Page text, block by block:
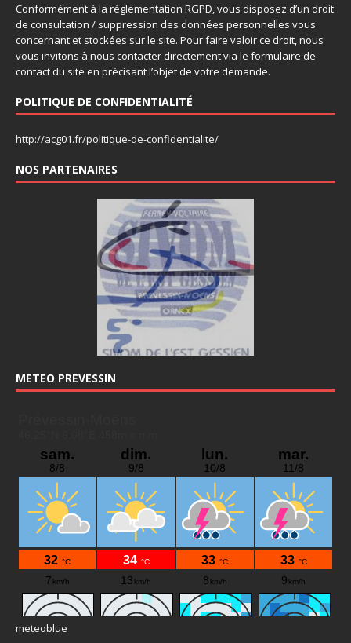
Conformément à la réglementation RGPD, vous disposez d’un droit
de consultation / suppression des données personnelles vous
concernant et stockées sur le site. Pour faire valoir ce droit, nous
vous invitons à nous contacter directement via le formulaire de
contact du site en précisant l’objet de votre demande.
POLITIQUE DE CONFIDENTIALITÉ
http://acg01.fr/politique-de-confidentialite/
NOS PARTENAIRES
METEO PREVESSIN
meteoblue